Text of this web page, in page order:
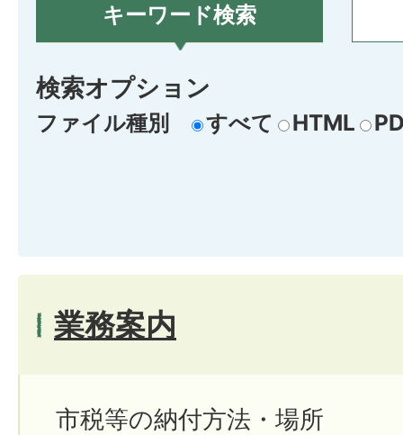
キーワード検索
検索オプション
ファイル種別 すべて HTML
業務案内
市税等の納付方法・場所